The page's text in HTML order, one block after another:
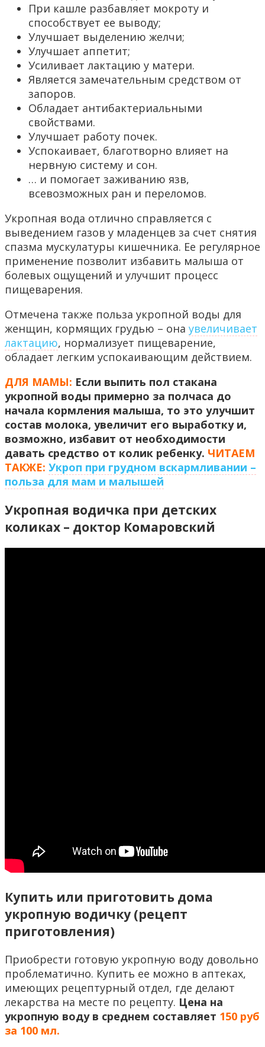
При кашле разбавляет мокроту и
способствует ее выводу;
Улучшает выделению желчи;
Улучшает аппетит;
Усиливает лактацию у матери.
Является замечательным средством от
запоров.
Обладает антибактериальными
свойствами.
Улучшает работу почек.
Успокаивает, благотворно влияет на
нервную систему и сон.
… и помогает заживанию язв,
всевозможных ран и переломов.
Укропная вода отлично справляется с
выведением газов у младенцев за счет снятия
спазма мускулатуры кишечника. Ее регулярное
применение позволит избавить малыша от
болевых ощущений и улучшит процесс
пищеварения.
Отмечена также польза укропной воды для
женщин, кормящих грудью – она увеличивает
лактацию, нормализует пищеварение,
обладает легким успокаивающим действием.
ДЛЯ МАМЫ: Если выпить пол стакана
укропной воды примерно за полчаса до
начала кормления малыша, то это улучшит
состав молока, увеличит его выработку и,
возможно, избавит от необходимости
давать средство от колик ребенку. ЧИТАЕМ
ТАКЖЕ: Укроп при грудном вскармливании –
польза для мам и малышей
Укропная водичка при детских
коликах – доктор Комаровский
Купить или приготовить дома
укропную водичку (рецепт
приготовления)
Приобрести готовую укропную воду довольно
проблематично. Купить ее можно в аптеках,
имеющих рецептурный отдел, где делают
лекарства на месте по рецепту. Цена на
укропную воду в среднем составляет 150 руб
за 100 мл.